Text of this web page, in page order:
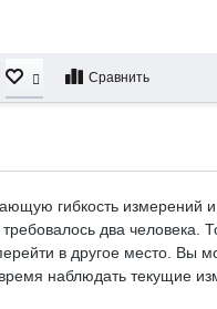
Сравнить
гибкость измерений
два человека.
в другое место. Вы
наблюдать текущие